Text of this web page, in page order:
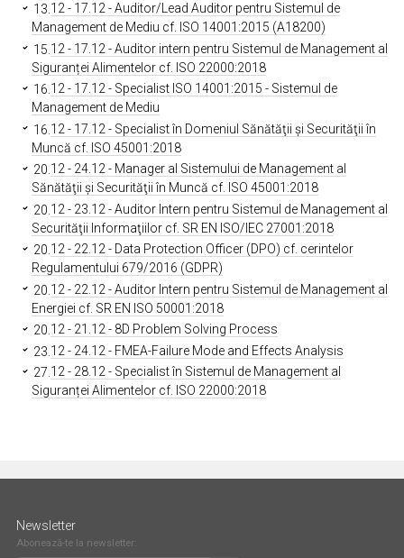
13. 12 - 17.12 - Auditor/Lead Auditor pentru Sistemul de
Management de Mediu cf. ISO 14001:2015 (A18200)
15. 12 - 17.12 - Auditor intern pentru Sistemul de Management al
Siguranței Alimentelor cf. ISO 22000:2018
16. 12 - 17.12 - Specialist ISO 14001:2015 - Sistemul de
Management de Mediu
16. 12 - 17.12 - Specialist în Domeniul Sănătăţii şi Securităţii în
Muncă cf. ISO 45001:2018
20. 12 - 24.12 - Manager al Sistemului de Management al
Sănătăţii şi Securităţii în Muncă cf. ISO 45001:2018
20. 12 - 23.12 - Auditor Intern pentru Sistemul de Management al
Securităţii Informaţiilor cf. SR EN ISO/IEC 27001:2018
20. 12 - 22.12 - Data Protection Officer (DPO) cf. cerintelor
Regulamentului 679/2016 (GDPR)
20. 12 - 22.12 - Auditor Intern pentru Sistemul de Management al
Energiei cf. SR EN ISO 50001:2018
20. 12 - 21.12 - 8D Problem Solving Process
23. 12 - 24.12 - FMEA-Failure Mode and Effects Analysis
27. 12 - 28.12 - Specialist în Sistemul de Management al
Siguranței Alimentelor cf. ISO 22000:2018
Newsletter
Abonează-te la newsletter: